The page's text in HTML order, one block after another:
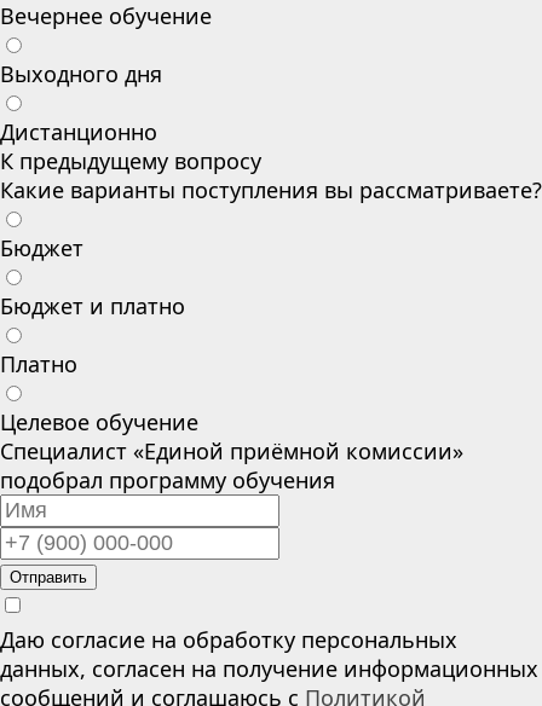
Вечернее обучение
Выходного дня
Дистанционно
К предыдущему вопросу
Какие варианты поступления вы рассматриваете?
Бюджет
Бюджет и платно
Платно
Целевое обучение
Специалист «Единой приёмной комиссии»
подобрал программу обучения
Отправить
Даю согласие на обработку персональных
данных, согласен на получение информационных
сообщений и соглашаюсь с Политикой